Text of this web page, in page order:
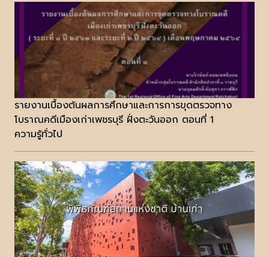
รายงานเบื้องต้นผลการศึกษาและการการขุดตรวจทาง
โบราณคดีเมืองเก่าเพชรบุรี ฝั่งตะวันออก ตอนที่ 1
ความรู้ทั่วไป